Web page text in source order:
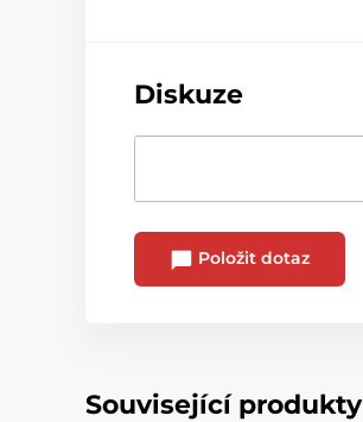
Diskuze
Položit dotaz
Související produkty